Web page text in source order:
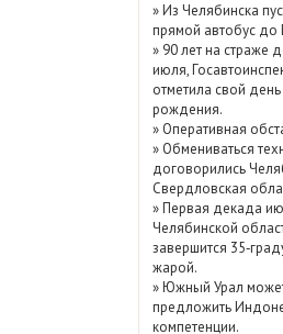
Май 2026 (69)
Апрель 2026
Март 2026 (79)
Показать /
архив
»Из Челябинска
прямой автобус
» 90 лет на страже
июля,
отметила свой день
рождения.
» Оперативная
» Обмениваться
договорились
Свердловская
»Первая декада
Челябинской
завершится
жарой.
»Южный Урал
предложить
компетенции.